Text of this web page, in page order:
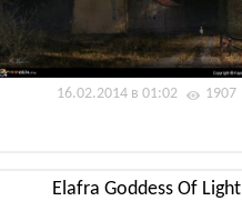
16.02.2014 в 01:02 1907
Elafra Goddess Of Light